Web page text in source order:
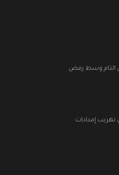
التام وسط رفض
تهريب إمدادات